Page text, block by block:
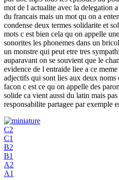
mot de l actualite avec la delegation
du francais mais un mot qu on a
condense deux termes solidarite et
mots c est bien cela qu on appelle
sonorites les phonemes dans un
un monstre qui peut etre tres
auparavant on se souvient que le
evidence de l entraide liee a ce
adjectifs qui sont lies aux deux
facon c est ce qu on appelle des
solide ca vient aussi du latin mais
responsabilite partagee par exemple
C2
C1
B2
B1
A2
A1